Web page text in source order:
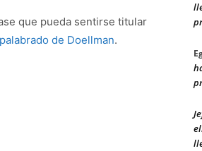
que pueda sentirse titular
de Doellman.